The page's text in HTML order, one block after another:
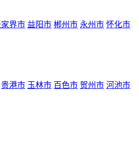
界市 益阳市 郴州市 永州市 怀化市
贵港市 玉林市 百色市 贺州市 河池市